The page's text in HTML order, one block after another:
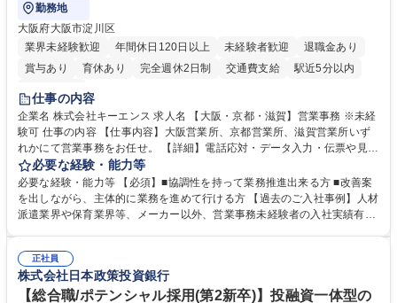
勤務地
大阪府大阪市淀川区
業界未経験歓迎
年間休日120日以上 未経験者歓迎
退職金あり
賞与あり
育休あり 完全週休2日制 交通費支給
駅近5分以内
土日祝休み
仕事の内容
企業名 株式会社キーエンス 求人名 【大阪・京都・滋賀】営業事務 ※未経
験可 仕事の内容 【仕事内容】大阪営業所、京都営業所、滋賀営業所いず
れかにて営業事務をお任せ。 【詳細】電話応対・データ入力・伝票や見積
の作成・カタログ送付・来客対応・営業所内で発生する事務業務や業務改
善をお任せ。 【教育制度】ご入社後、育成担当とペアになりながらOJTに
て業務を覚えていただくことが可能です。業務システムがきちんと構築さ
れているため、スムーズに仕事に慣れることができる環境です。また、
募集職種 【大阪・京都・滋賀】営業事務 ※未経験可
必要な経験・能力等
必要な経験・能力等 【必須】■協調性を持って業務推進出来る方 ■改善案
を出しながら、主体的に業務を進めて行ける方 【過去のご入社事例】人材
派遣業界や保育業界等、メーカー以外、営業事務未経験者の入社実績有
えて、お客様や社員の状況に合わせ、能動的なサポート、改善の動きも期
待され。組織を支えるスペシャリストとして、チームに貢献し、結果的に
社員から頼られる存在になることができます。平均19:30の退勤以降の業
正社員
株式会社日本政策投資銀行
【総合職/ポテンシャル採用(第2新卒)】投融資一体型の